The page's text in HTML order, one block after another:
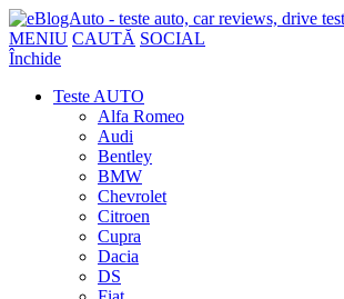
MENIU CAUTĂ SOCIAL
Închide
Teste AUTO
Alfa Romeo
Audi
Bentley
BMW
Chevrolet
Citroen
Cupra
Dacia
DS